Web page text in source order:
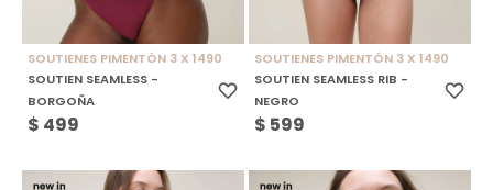
SOUTIENES PIMENTÓN 3 X 1490
SOUTIEN SEAMLESS -
BORGOÑA
$ 499
SOUTIENES PIMENTÓN 3 X 1490
SOUTIEN SEAMLESS RIB -
NEGRO
$ 599